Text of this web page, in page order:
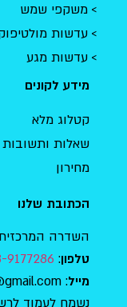
משקפי שמש
עדשות
עדשות מגע
מידע לקונים
קטלוג מלא
שאלות ותשובות
מחירון
הכתובת שלנו
השדרה המרכזית 15 , מודיעין-מכבים-
טלפון:
9177286
מייל: mishkafaim.ad.habait@gmail.com
נשמח לעמוד